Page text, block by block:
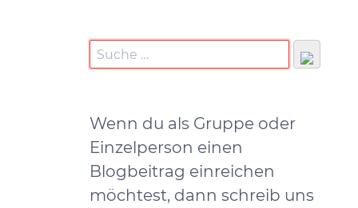
Wenn du als Gruppe oder
Einzelperson einen
Blogbeitrag einreichen
möchtest, dann schreib uns